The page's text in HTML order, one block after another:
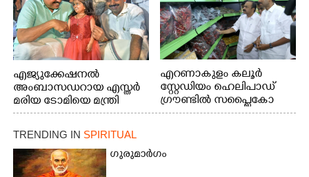
എജ്യുക്കേഷനൽ
അംബാസഡറായ എസ്തർ
മരിയ ടോമിയെ മന്ത്രി
എൻ.ഷംസുദ്ദീൻ
അഭിനന്ദിക്കുന്നു.
എറണാകുളം കലൂർ
സ്റ്റേഡിയം ഹെലിപാഡ്
ഗ്രൗണ്ടിൽ സപ്ളൈകോ
ഓണം മെഗാ ട്രേഡ്
സ്റ്റാൾ
TRENDING IN SPIRITUAL
ഗുരുമാർഗം